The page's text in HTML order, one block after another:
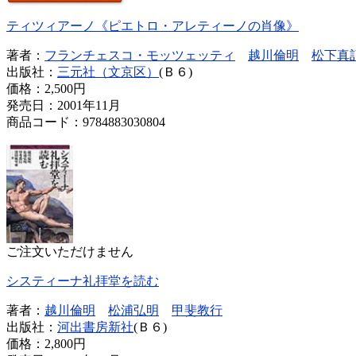
ティツィアーノ《ピエトロ・アレティーノの肖像》
著者： フランチェスコ・モッツェッティ 越川倫明
松下真
出版社： 三元社（文京区） (Ｂ６)
価格： 2,500円
発売日：2001年11月
商品コード：9784883030804
ご注文いただけません
システィーナ礼拝堂を読む
著者： 越川倫明 松浦弘明
甲斐教行
出版社： 河出書房新社(Ｂ６)
価格： 2,800円